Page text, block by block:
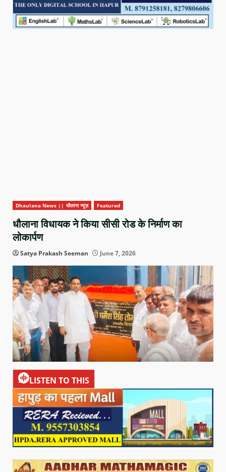
Dhaulana News || धौलाना न्यूज़ Featured
धौलाना विधायक ने किया सीसी रोड के निर्माण का
लोकार्पण
Satya Prakash Seeman June 7, 2026
LISTEN TO THIS